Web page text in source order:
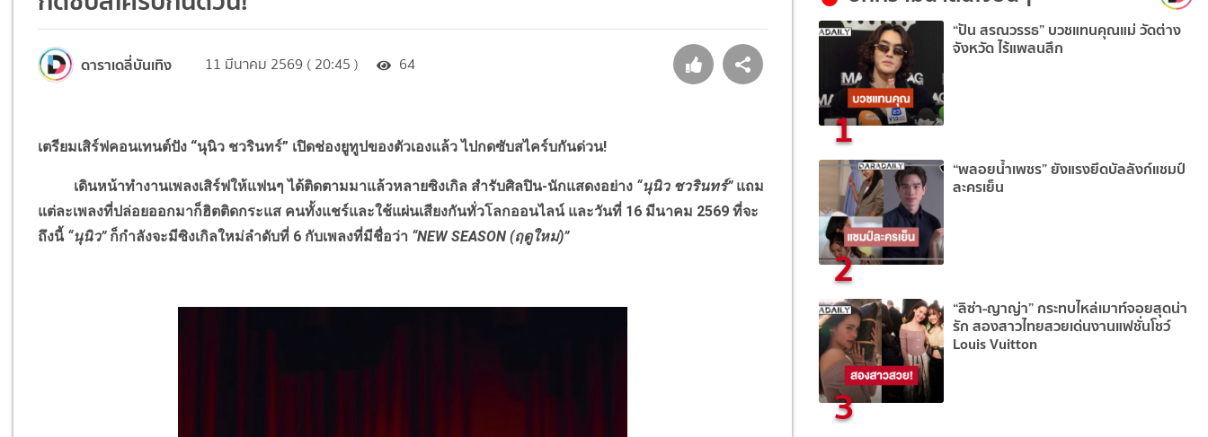
ดาราเดลี่บันเทิง 11 มีนาคม 2569 ( 20:45 ) 64
เตรียมเสิร์ฟคอนเทนต์ปัง “นุนิว ชวรินทร์” เปิดช่องยูทูปของตัวเองแล้ว ไปกดซับสไคร์บกันด่วน!
เดินหน้าทำงานเพลงเสิร์ฟให้แฟนๆ ได้ติดตามมาแล้วหลายซิงเกิล สำรับศิลปิน-นักแสดงอย่าง “นุนิว ชวรินทร์”แถม
แต่ละเพลงที่ปล่อยออกมาก็ฮิตติดกระแส คนทั้งแชร์และใช้แผ่นเสียงกันทั่วโลกออนไลน์ และวันที่ 16 มีนาคม 2569 ที่จะ
ถึงนี้ “นุนิว”ก็กำลังจะมีซิงเกิลใหม่ลำดับที่ 6 กับเพลงที่มีชื่อว่า “NEW SEASON (ฤดูใหม่)”
1
“ปัน สรณวรรธ” บวชแทนคุณแม่ วัดต่าง
จังหวัด ไร้แพลนสึก
2
“พลอยน้ำเพชร” ยังแรงยึดบัลลังก์แชมป์
ละครเย็น
3
“ลิซ่า-ญาญ่า” กระทบไหล่เมาท์จอยสุดน่า
รัก สองสาวไทยสวยเด่นงานแฟชั่นโชว์
Louis Vuitton